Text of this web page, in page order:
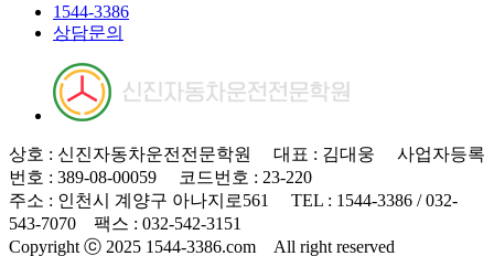
1544-3386
상담문의
상호 : 신진자동차운전전문학원 대표 : 김대웅 사업자등록
번호 : 389-08-00059 코드번호 : 23-220
주소 : 인천시 계양구 아나지로561 TEL : 1544-3386 / 032-
543-7070 팩스 : 032-542-3151
Copyright ⓒ 2025 1544-3386.com All right reserved